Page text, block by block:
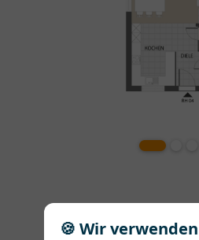
🍪 Wir